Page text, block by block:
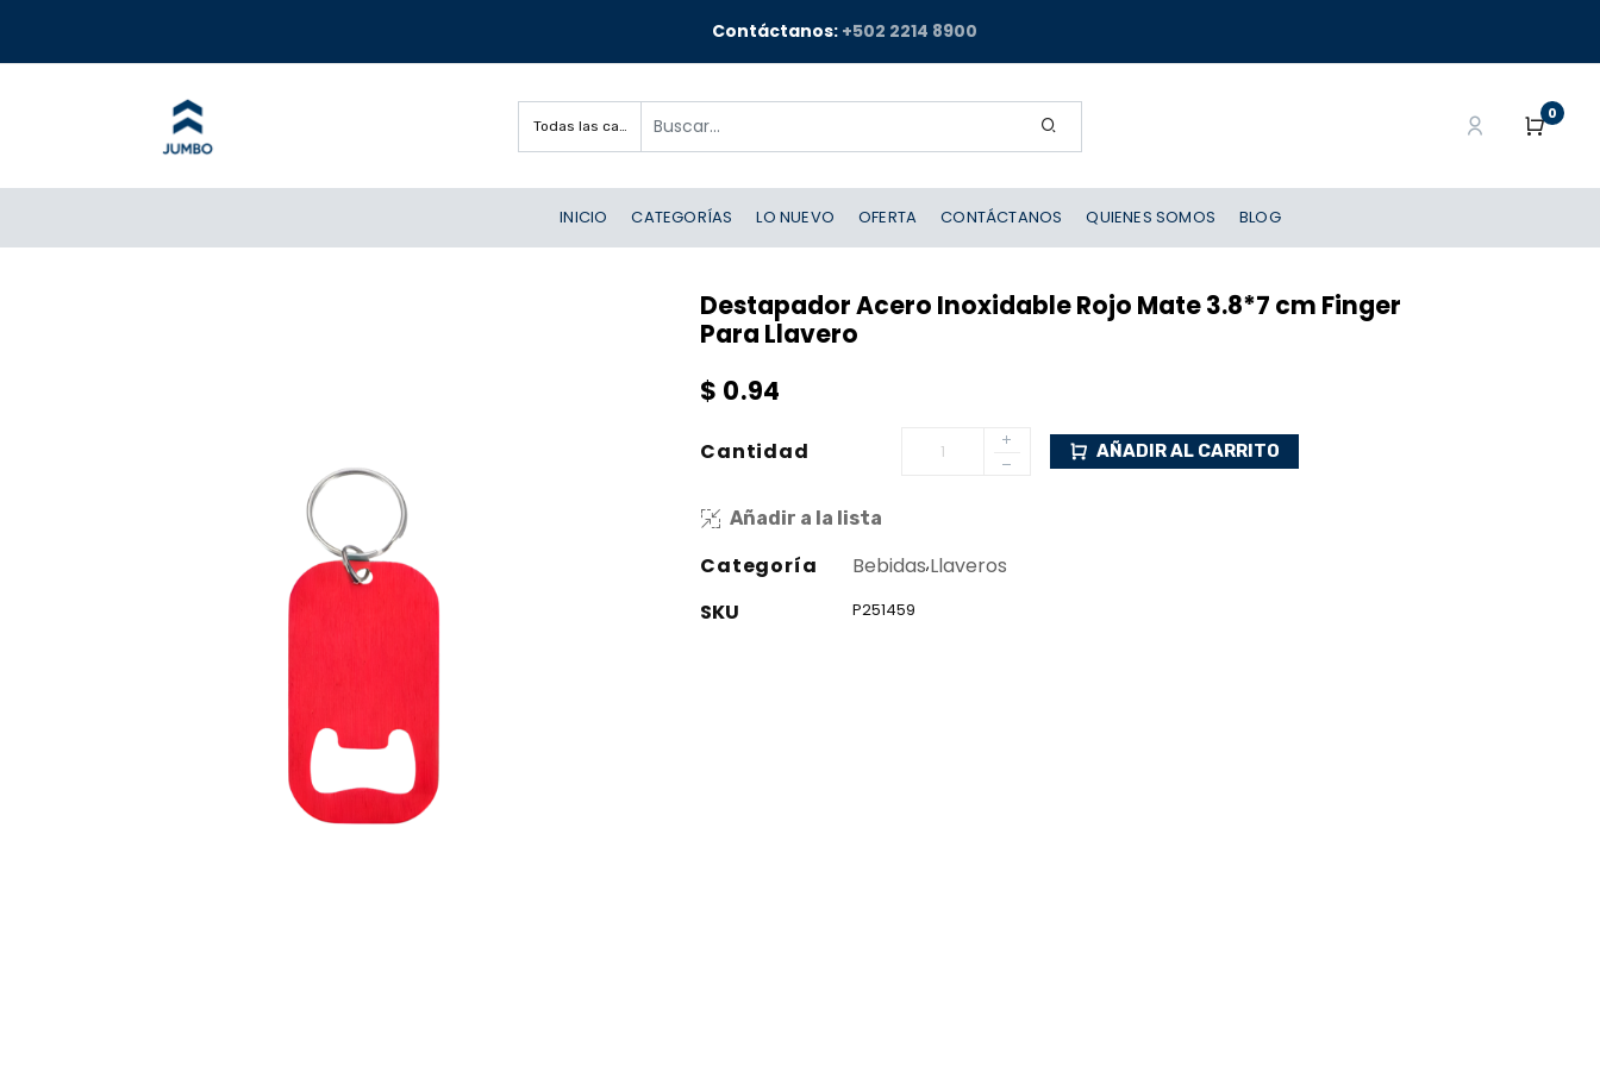
Contáctanos: +502 2214 8900
Todas las categorías
0
INICIO CATEGORÍAS LO NUEVO OFERTA CONTÁCTANOS QUIENES SOMOS BLOG
Destapador Acero Inoxidable Rojo Mate 3.8*7 cm Finger
Para Llavero
$ 0.94
Cantidad AÑADIR AL CARRITO
Añadir a la lista
Categoría Bebidas,Llaveros
SKU
P251459